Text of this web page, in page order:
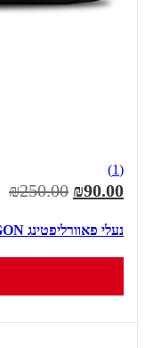
(1)
₪90.00
₪250.00
נעלי פאוורליפטינג NOTORIOUS LIFT NLG2 - DRAGON